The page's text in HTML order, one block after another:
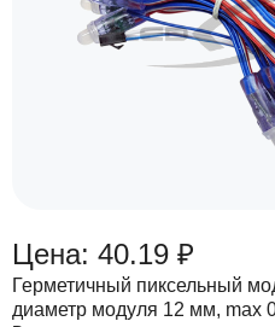
Цена: 40.19 ₽
Герметичный пиксельный
диаметр модуля 12 мм, max 0,3